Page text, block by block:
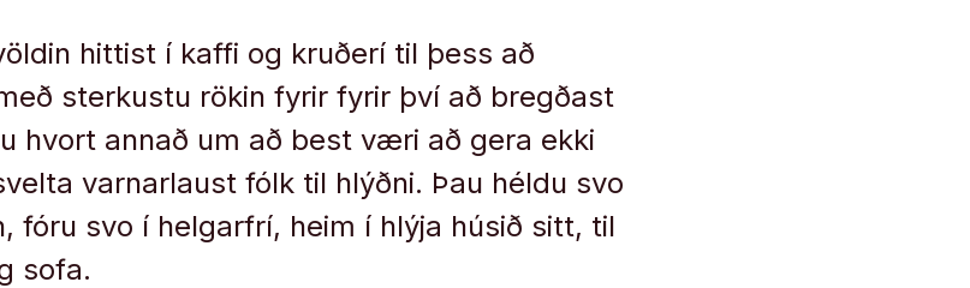
hittist í kaffi og kruðerí til þess að
sterkustu rökin fyrir fyrir því að bregðast
hvort annað um að best væri að gera ekki
varnarlaust fólk til hlýðni. Þau héldu svo
fóru svo í helgarfrí, heim í hlýja húsið sitt, til
sofa.